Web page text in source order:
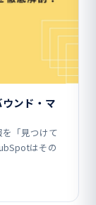
ンド・マ
「見つけて
はその